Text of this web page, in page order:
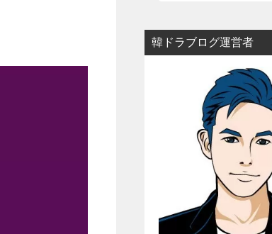
韓ドラブログ運営者